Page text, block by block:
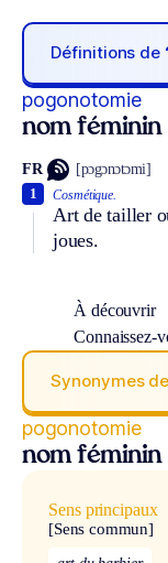
Définitions de
pogonotomie
nom féminin
FR [pɔgɔnɔtɔmi]
Cosmétique.
Art de tailler
joues.
1
À découvrir
Connaissez-
Synonymes de
pogonotomie
nom féminin
Sens principaux
[Sens commun]